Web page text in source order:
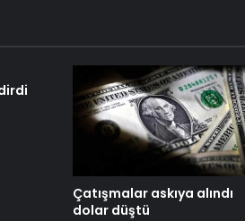
Çatışmalar askıya alındı
dolar düştü